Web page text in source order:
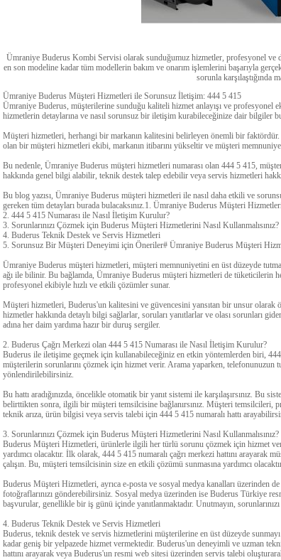
Ümraniye Buderus Kombi Servisi olarak sunduğumuz hizmetler, profesyonel
en son modeline kadar tüm modellerin bakım ve onarım işlemlerini başarıyla
sorunla karşılaştığında
Ümraniye Buderus Müşteri Hizmetleri ile Sorunsuz İletişim: 444 5 415
Ümraniye Buderus, müşterilerine sunduğu kaliteli hizmet anlayışı ve profesyonel
hizmetlerin detaylarına ve nasıl sorunsuz bir iletişim kurabileceğinize dair bilgiler
Müşteri hizmetleri, herhangi bir markanın kalitesini belirleyen önemli bir faktördür.
olan bir müşteri hizmetleri ekibi, markanın itibarını yükseltir ve müşteri
Bu nedenle, Ümraniye Buderus müşteri hizmetleri numarası olan 444 5 415,
hakkında genel bilgi alabilir, teknik destek talep edebilir veya servis hizmetleri
Bu blog yazısı, Ümraniye Buderus müşteri hizmetleri ile nasıl daha etkili ve
gereken tüm detayları burada bulacaksınız.1. Ümraniye Buderus Müşteri
2. 444 5 415 Numarası ile Nasıl İletişim Kurulur?
3. Sorunlarınızı Çözmek için Buderus Müşteri Hizmetlerini Nasıl Kullanmalısınız?
4. Buderus Teknik Destek ve Servis Hizmetleri
5. Sorunsuz Bir Müşteri Deneyimi için Öneriler# Ümraniye Buderus Müşteri
Ümraniye Buderus müşteri hizmetleri, müşteri memnuniyetini en üst düzeyde
ağı ile bilinir. Bu bağlamda, Ümraniye Buderus müşteri hizmetleri de tüketicilerin
profesyonel ekibiyle hızlı ve etkili çözümler sunar.
Müşteri hizmetleri, Buderus'un kalitesini ve güvencesini yansıtan bir unsur olarak
hizmetler hakkında detaylı bilgi sağlarlar, soruları yanıtlarlar ve olası sorunları
adına her daim yardıma hazır bir duruş sergiler.
2. Buderus Çağrı Merkezi olan 444 5 415 Numarası ile Nasıl İletişim Kurulur?
Buderus ile iletişime geçmek için kullanabileceğiniz en etkin yöntemlerden biri,
müşterilerin sorunlarını çözmek için hizmet verir. Arama yaparken, telefonunuzun
yönlendirilebilirsiniz.
Bu hattı aradığınızda, öncelikle otomatik bir yanıt sistemi ile karşılaşırsınız. Bu
belirttikten sonra, ilgili bir müşteri temsilcisine bağlanırsınız. Müşteri temsilcileri,
teknik arıza, ürün bilgisi veya servis talebi için 444 5 415 numaralı hattı
3. Sorunlarınızı Çözmek için Buderus Müşteri Hizmetlerini Nasıl Kullanmalısınız?
Buderus Müşteri Hizmetleri, ürünlerle ilgili her türlü sorunu çözmek için hizmet
yardımcı olacaktır. İlk olarak, 444 5 415 numaralı çağrı merkezi hattını arayarak
çalışın. Bu, müşteri temsilcisinin size en etkili çözümü sunmasına yardımcı
Buderus Müşteri Hizmetleri, ayrıca e-posta ve sosyal medya kanalları üzerinden
fotoğraflarınızı gönderebilirsiniz. Sosyal medya üzerinden ise Buderus Türkiye
başvurular, genellikle bir iş günü içinde yanıtlanmaktadır. Unutmayın,
4. Buderus Teknik Destek ve Servis Hizmetleri
Buderus, teknik destek ve servis hizmetlerini müşterilerine en üst düzeyde
kadar geniş bir yelpazede hizmet vermektedir. Buderus'un deneyimli ve uzman
hattını arayarak veya Buderus'un resmi web sitesi üzerinden servis talebi